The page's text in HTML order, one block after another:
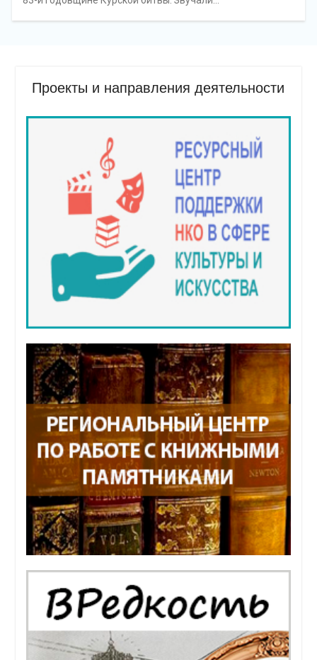
Проекты и направления деятельности